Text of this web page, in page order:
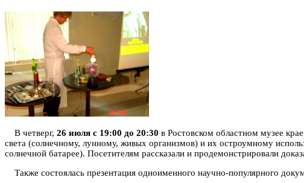
В четверг, 26 июля с 19:00 до 20:30 в Ростовском областном музее
света (солнечному, лунному, живых организмов) и их остроумному
солнечной батарее). Посетителям рассказали и продемонстрировали
Также состоялась презентация одноименного научно-популярного